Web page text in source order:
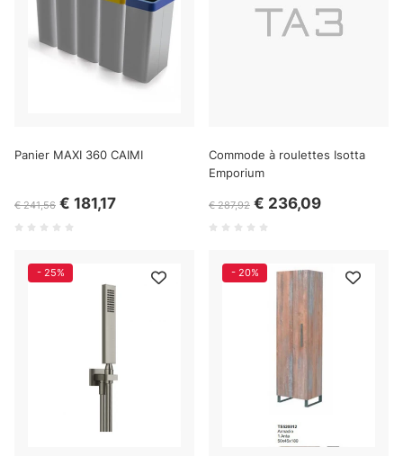
Panier MAXI 360 CAIMI
€ 241,56 € 181,17
Commode à roulettes Isotta
Emporium
€ 287,92 € 236,09
- 25% - 20%